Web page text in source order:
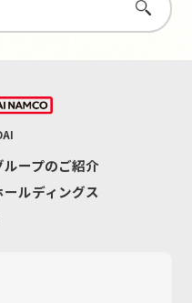
さがす
ープのご紹介
ルディングス